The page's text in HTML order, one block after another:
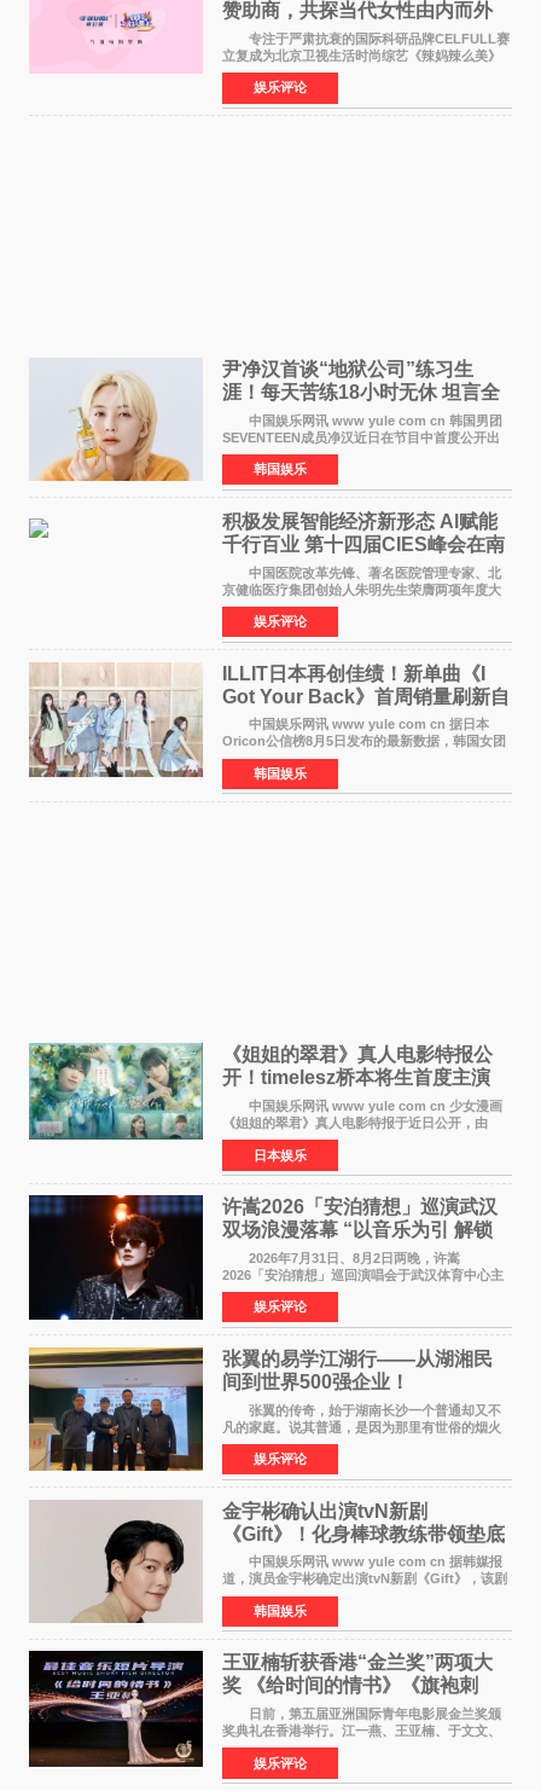
赞助商，共探当代女性由内而外
活力美
专注于严肃抗衰的国际科研品牌CELFULL赛
立复成为北京卫视生活时尚综艺《辣妈辣么美》
的特别赞助商,明星辣妈袁咏仪倾情参与，向广大
都市女性传递健康生活新主张，寄语当代女性在
家庭与自我之间
娱乐评论
尹净汉首谈“地狱公司”练习生
涯！每天苦练18小时无休 坦言全
靠成员撑过来
中国娱乐网讯 www yule com cn 韩国男团
SEVENTEEN成员净汉近日在节目中首度公开出
道前的残酷练习生经历，并提及经纪公司Pledis
娱乐，引发广泛关注。 在8月2日播出的日本
TBS综艺节目《周
韩国娱乐
积极发展智能经济新形态 Al赋能
千行百业 第十四届CIES峰会在南
京盛大召开
中国医院改革先锋、著名医院管理专家、北
京健临医疗集团创始人朱明先生荣膺两项年度大
奖 2026年7月31日，盛夏金陵，长江之畔，
以重落地·真务实·强链接为主题的2026&lsquo;人
工智能+&rsquo
娱乐评论
ILLIT日本再创佳绩！新单曲《I
Got Your Back》首周销量刷新自
身纪录
中国娱乐网讯 www yule com cn 据日本
Oricon公信榜8月5日发布的最新数据，韩国女团
ILLIT在日本发行的第二张单曲《I Got Your
Back》首周销量达到71,009张，成功跻身最新一
期周单曲排行
韩国娱乐
《姐姐的翠君》真人电影特报公
开！timelesz桥本将生首度主演
12月4日上映
中国娱乐网讯 www yule com cn 少女漫画
《姐姐的翠君》真人电影特报于近日公开，由
timelesz成员桥本将生担任主演，这也是他首次
担任电影主演，引发高度关注。 女高中生咲
苗翠（中岛瑠菜
日本娱乐
许嵩2026「安泊猜想」巡演武汉
双场浪漫落幕 “以音乐为引 解锁
江城记忆”
2026年7月31日、8月2日两晚，许嵩
2026「安泊猜想」巡回演唱会于武汉体育中心主
体育场盛大开唱。许嵩与数万歌迷在此相聚，从
浪漫惬意的舞台设计到充满诚意与惊喜的现场互
动，共同开启了一场关于
娱乐评论
张翼的易学江湖行——从湖湘民
间到世界500强企业！
张翼的传奇，始于湖南长沙一个普通却又不
凡的家庭。说其普通，是因为那里有世俗的烟火
气；说其不凡，是因为家中有一位洞悉天地玄机
的长者——他的爷爷。作为当地的风水师，爷爷
是张翼走进易学
娱乐评论
金宇彬确认出演tvN新剧
《Gift》！化身棒球教练带领垫底
球队逆袭
中国娱乐网讯 www yule com cn 据韩媒报
道，演员金宇彬确定出演tvN新剧《Gift》，该剧
预计将于下半年播出，引发观众高度期待。
本剧改编自同名网络漫画，讲述一位经历意外事
故后获得特殊
韩国娱乐
王亚楠斩获香港“金兰奖”两项大
奖 《给时间的情书》《旗袍刺
客》双双获肯定
日前，第五届亚洲国际青年电影展金兰奖颁
奖典礼在香港举行。江一燕、王亚楠、于文文、
李东学等知名演员出席活动。著名演员、导演王
亚楠凭借音乐故事片《给时间的情书》和院线电
影《旗袍刺客》
娱乐评论